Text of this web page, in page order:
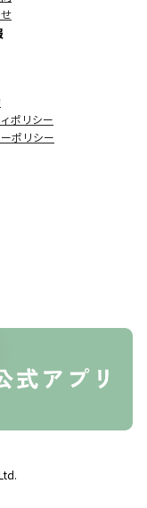
ポリシー
ポリシー